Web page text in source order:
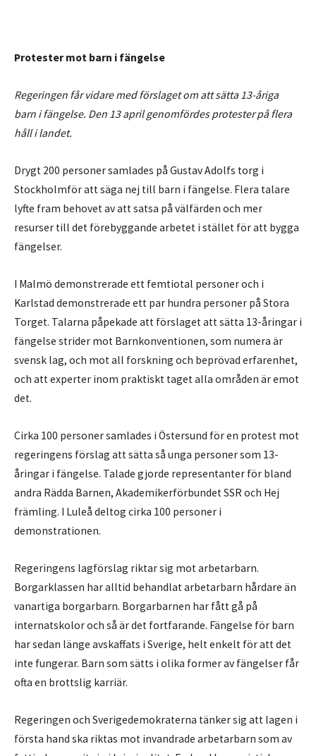
Protester mot barn i fängelse
Regeringen får vidare med förslaget om att sätta 13-åriga
barn i fängelse. Den 13 april genomfördes protester på flera
håll i landet.
Drygt 200 personer samlades på Gustav Adolfs torg i
Stockholmför att säga nej till barn i fängelse. Flera talare
lyfte fram behovet av att satsa på välfärden och mer
resurser till det förebyggande arbetet i stället för att bygga
fängelser.
I Malmö demonstrerade ett femtiotal personer och i
Karlstad demonstrerade ett par hundra personer på Stora
Torget. Talarna påpekade att förslaget att sätta 13-åringar i
fängelse strider mot Barnkonventionen, som numera är
svensk lag, och mot all forskning och beprövad erfarenhet,
och att experter inom praktiskt taget alla områden är emot
det.
Cirka 100 personer samlades i Östersund för en protest mot
regeringens förslag att sätta så unga personer som 13-
åringar i fängelse. Talade gjorde representanter för bland
andra Rädda Barnen, Akademikerförbundet SSR och Hej
främling. I Luleå deltog cirka 100 personer i
demonstrationen.
Regeringens lagförslag riktar sig mot arbetarbarn.
Borgarklassen har alltid behandlat arbetarbarn hårdare än
vanartiga borgarbarn. Borgarbarnen har fått gå på
internatskolor och så är det fortfarande. Fängelse för barn
har sedan länge avskaffats i Sverige, helt enkelt för att det
inte fungerar. Barn som sätts i olika former av fängelser får
ofta en brottslig karriär.
Regeringen och Sverigedemokraterna tänker sig att lagen i
första hand ska riktas mot invandrade arbetarbarn som av